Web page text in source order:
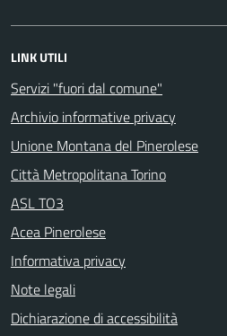
LINK UTILI
Servizi "fuori dal comune"
Archivio informative privacy
Unione Montana del Pinerolese
Città Metropolitana Torino
ASL TO3
Acea Pinerolese
Informativa privacy
Note legali
Dichiarazione di accessibilità